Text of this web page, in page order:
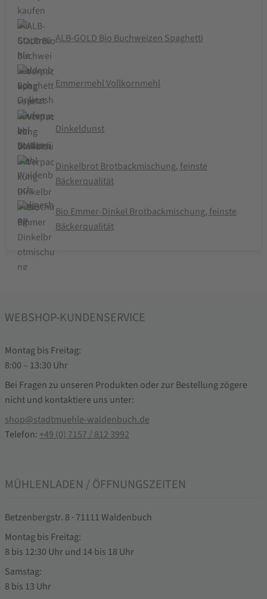
ALB-GOLD Bio Buchweizen Spaghetti
Emmermehl Vollkornmehl
Dinkeldunst
Dinkelbrot Brotbackmischung, feinste
Bäckerqualität
Bio Emmer-Dinkel Brotbackmischung, feinste
Bäckerqualität
WEBSHOP-KUNDENSERVICE
Montag bis Freitag:
8:00 – 13:30 Uhr
Bei Fragen zu unseren Produkten oder zur Bestellung zögere
nicht und kontaktiere uns unter:
shop@stadtmuehle-waldenbuch.de
Telefon: +49 (0) 7157 / 812 3992
MÜHLENLADEN / ÖFFNUNGSZEITEN
Betzenbergstr. 8 · 71111 Waldenbuch
Montag bis Freitag:
8 bis 12:30 Uhr und 14 bis 18 Uhr
Samstag:
8 bis 13 Uhr